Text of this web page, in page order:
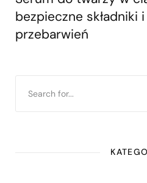
bezpieczne składniki
przebarwień